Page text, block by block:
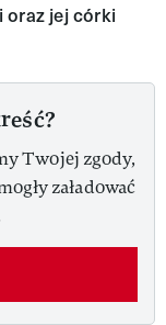
oraz jej córki
Twojej zgody,
załadować